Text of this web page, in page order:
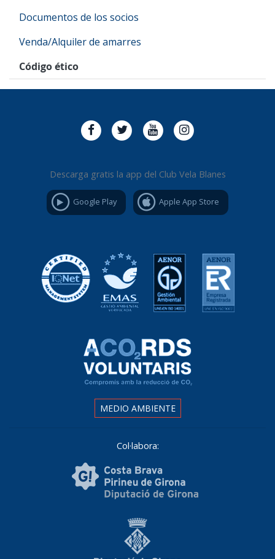
Documentos de los socios
Venda/Alquiler de amarres
Código ético
Descarga gratis la app del Club Vela Blanes
Google Play Apple App Store
MEDIO AMBIENTE
Col·labora: